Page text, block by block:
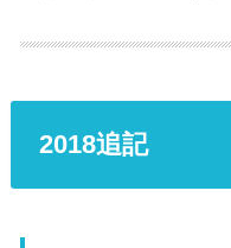
2018追記